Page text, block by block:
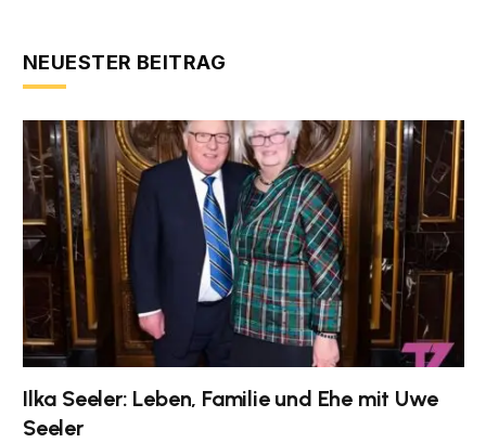
NEUESTER BEITRAG
Ilka Seeler: Leben, Familie und Ehe mit Uwe
Seeler